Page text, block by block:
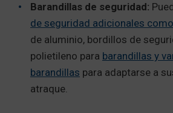
Barandillas de seguridad:
de seguridad adicionales
de aluminio, bordillos de
polietileno para barandillas y
barandillas para adaptarse a
atraque.